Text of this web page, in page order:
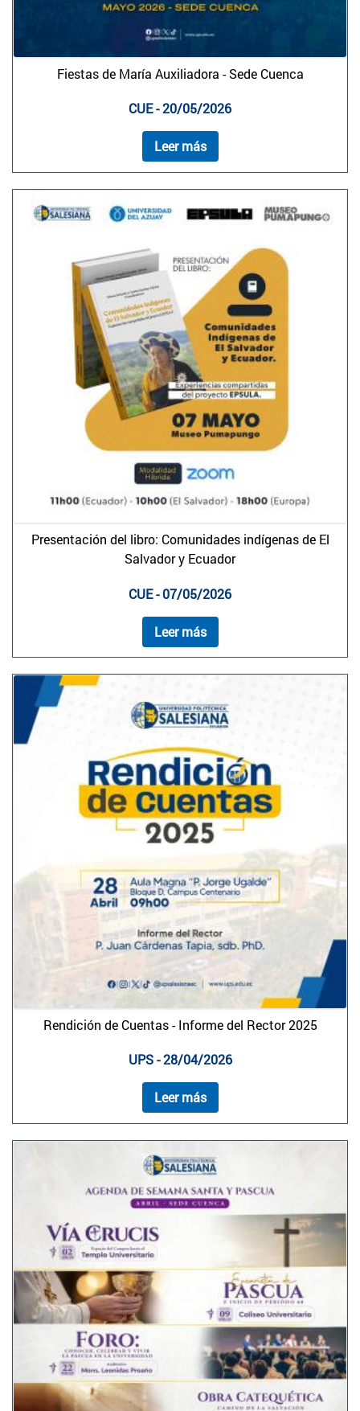
Fiestas de María Auxiliadora - Sede Cuenca
CUE - 20/05/2026
Leer más
Presentación del libro: Comunidades indígenas de El
Salvador y Ecuador
CUE - 07/05/2026
Leer más
Rendición de Cuentas - Informe del Rector 2025
UPS - 28/04/2026
Leer más